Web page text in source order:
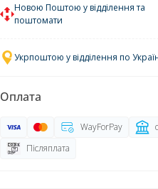
Новою Поштою у відділення та
поштомати
Укрпоштою у відділення по
Оплата
WayForPay
Післяплата